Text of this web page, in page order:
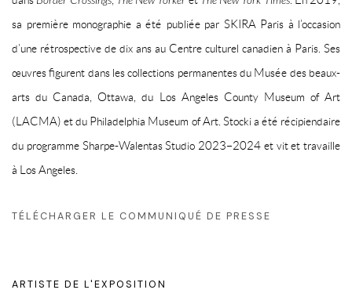
sa première monographie a été publiée par SKIRA Paris à l’occasion
d’une rétrospective de dix ans au Centre culturel canadien à Paris. Ses
œuvres figurent dans les collections permanentes du Musée des beaux-
arts du Canada, Ottawa, du Los Angeles County Museum of Art
(LACMA) et du Philadelphia Museum of Art. Stocki a été récipiendaire
du programme Sharpe-Walentas Studio 2023–2024 et vit et travaille
à Los Angeles.
TÉLÉCHARGER LE COMMUNIQUÉ DE PRESSE
ARTISTE DE L'EXPOSITION